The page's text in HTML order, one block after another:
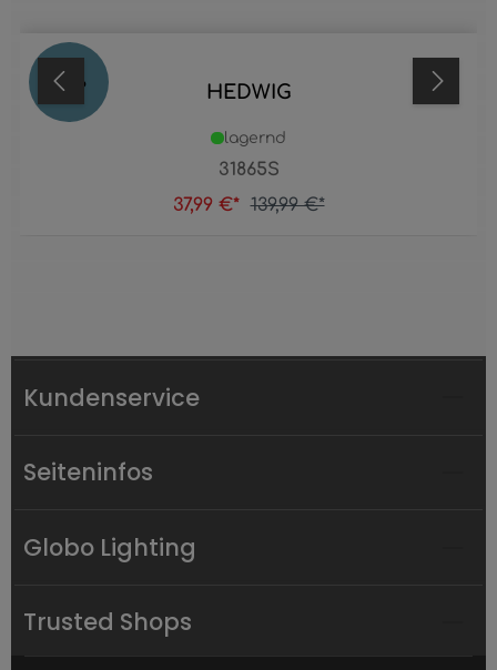
73 % HEDWIG
31865S
lagernd
37,99 €* 139,99 €*
Kundenservice
Seiteninfos
Globo Lighting
Trusted Shops